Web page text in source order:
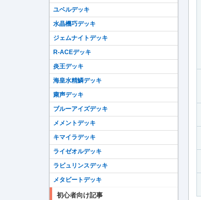
ユベルデッキ
水晶機巧デッキ
ジェムナイトデッキ
R-ACEデッキ
炎王デッキ
海皇水精鱗デッキ
粛声デッキ
ブルーアイズデッキ
メメントデッキ
キマイラデッキ
ライゼオルデッキ
ラビュリンスデッキ
メタビートデッキ
初心者向け記事